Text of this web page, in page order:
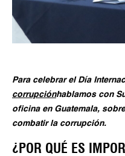
Para celebrar el Día
corrupciónhablamos con
oficina en Guatemala,
combatir la corrupción.
¿POR QUÉ ES